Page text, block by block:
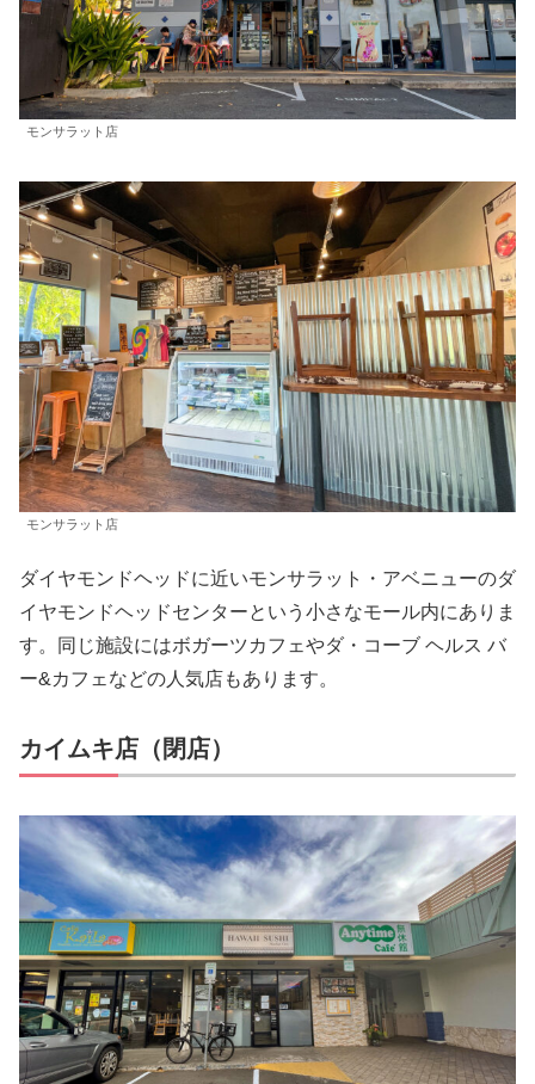
モンサラット店
モンサラット店
ダイヤモンドヘッドに近いモンサラット・アベニューのダ
イヤモンドヘッドセンターという小さなモール内にありま
す。同じ施設にはボガーツカフェやダ・コーブ ヘルス バ
ー&カフェなどの人気店もあります。
カイムキ店（閉店）